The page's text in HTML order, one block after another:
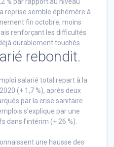
% par rapport au niveau
reprise semble éphémère à
fin octobre, moins
renforçant les difficultés
durablement touchés.
rebondit.
salarié total repart à la
(+ 1,7 %), après deux
par la crise sanitaire.
s’explique par une
dans l’intérim (+ 26 %).
une hausse des